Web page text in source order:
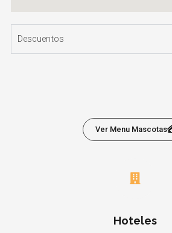
Descuentos
Ver Menu Mascotas
Hoteles